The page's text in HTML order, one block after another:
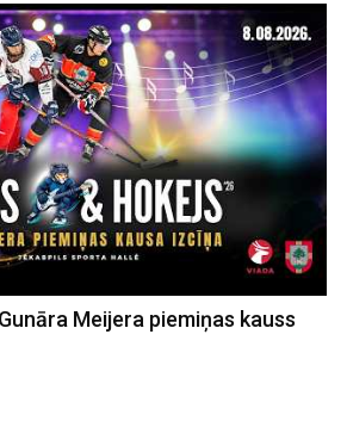
Meijera piemiņas kauss